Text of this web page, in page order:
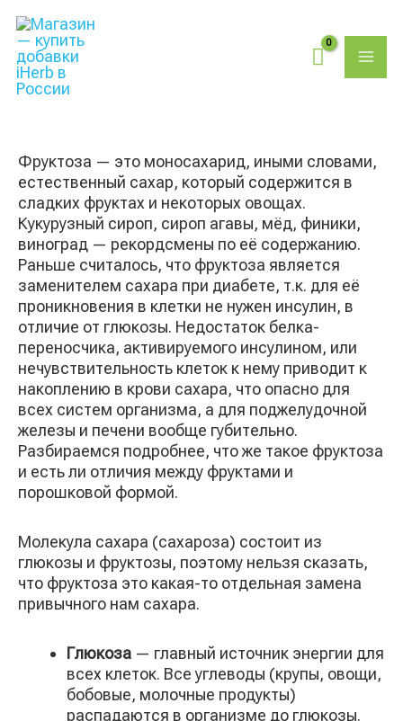
содержимому
Фруктоза — это моносахарид, иными словами,
естественный сахар, который содержится в
сладких фруктах и некоторых овощах.
Кукурузный сироп, сироп агавы, мёд, финики,
виноград — рекордсмены по её содержанию.
Раньше считалось, что фруктоза является
заменителем сахара при диабете, т.к. для её
проникновения в клетки не нужен инсулин, в
отличие от глюкозы. Недостаток белка-
переносчика, активируемого инсулином, или
нечувствительность клеток к нему приводит к
накоплению в крови сахара, что опасно для
всех систем организма, а для поджелудочной
железы и печени вообще губительно.
Разбираемся подробнее, что же такое фруктоза
и есть ли отличия между фруктами и
порошковой формой.
Молекула сахара (сахароза) состоит из
глюкозы и фруктозы, поэтому нельзя сказать,
что фруктоза это какая-то отдельная замена
привычного нам сахара.
Глюкоза — главный источник энергии для
всех клеток. Все углеводы (крупы, овощи,
бобовые, молочные продукты)
распадаются в организме до глюкозы.
товаров